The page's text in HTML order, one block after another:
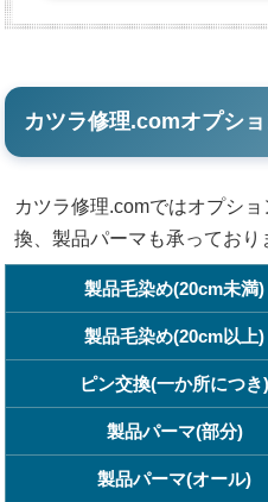
カツラ修理.comオプシ
カツラ修理.comではオプシ
換、製品パーマも承っており
製品毛染め(20cm未満)
製品毛染め(20cm以上)
ピン交換(一か所につき)
製品パーマ(部分)
製品パーマ(オール)